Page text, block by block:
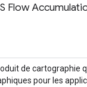
Flow
de cartographie
pour les